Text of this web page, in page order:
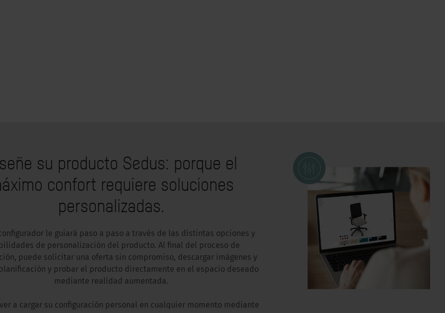
su producto Sedus: porque el
confort requiere soluciones
personalizadas.
le guiará paso a paso a través de las distintas opciones y
de personalización del producto. Al final del proceso de
puede solicitar una oferta sin compromiso, descargar imágenes y
y probar el producto directamente en el espacio deseado
mediante realidad aumentada.
a cargar su configuración personal en cualquier momento mediante